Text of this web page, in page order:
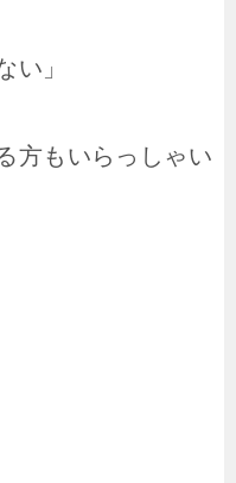
い」
方もいらっしゃい